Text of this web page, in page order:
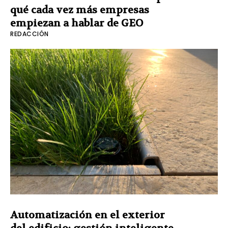
qué cada vez más empresas
empiezan a hablar de GEO
REDACCIÓN
Automatización en el exterior